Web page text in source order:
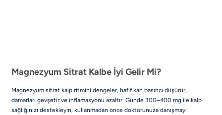
Magnezyum Sitrat Kalbe İyi Gelir Mi?
Magnezyum sitrat kalp ritmini dengeler, hafif kan basıncı düşürür,
damarları gevşetir ve inflamasyonu azaltır. Günde 300–400 mg ile kalp
sağlığınızı destekleyin; kullanmadan önce doktorunuza danışmayı